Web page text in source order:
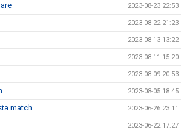
2023-08-23 22:53
2023-08-22 21:23
2023-08-13 13:22
2023-08-11 15:20
2023-08-09 20:53
2023-08-05 18:45
match 2023-06-26 23:11
2023-06-22 17:27